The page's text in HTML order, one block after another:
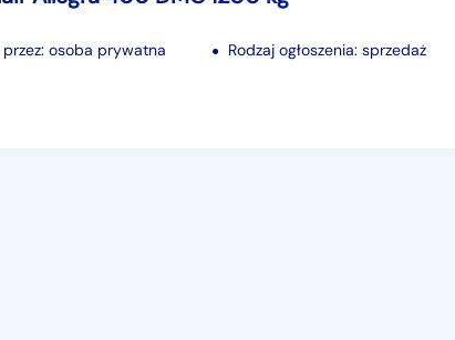
osoba prywatna Rodzaj ogłoszenia: sprzedaż